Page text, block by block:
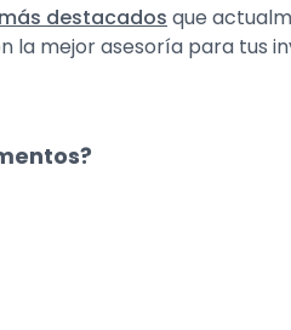
destacados que
la mejor asesoría para tus